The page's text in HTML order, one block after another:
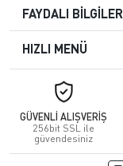
FAYDALI BİLGİLER
HIZLI MENÜ
GÜVENLİ ALIŞVERİŞ
256bit SSL ile
güvendesiniz